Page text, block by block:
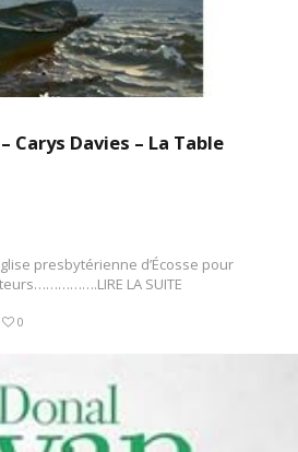
Carys Davies – La Table
presbytérienne d’Écosse pour
LA SUITE
0